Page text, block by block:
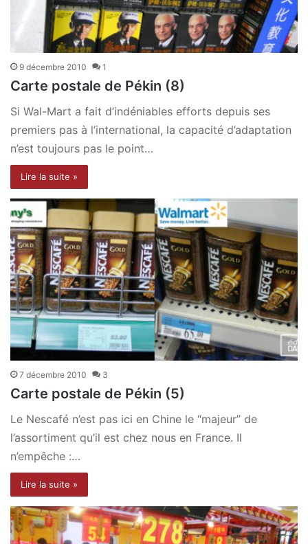
9 décembre 2010 1
Carte postale de Pékin (8)
Si Wal-Mart a fait d’indéniables efforts depuis ses
premiers pas à l’international, la capacité d’adaptation
n’est toujours pas le point…
Lire la suite »
7 décembre 2010 3
Carte postale de Pékin (5)
Le Nescafé n’est pas ici en Chine le “majeur” de
l’assortiment qu’il est chez nous en France. Il
n’empêche :…
Lire la suite »